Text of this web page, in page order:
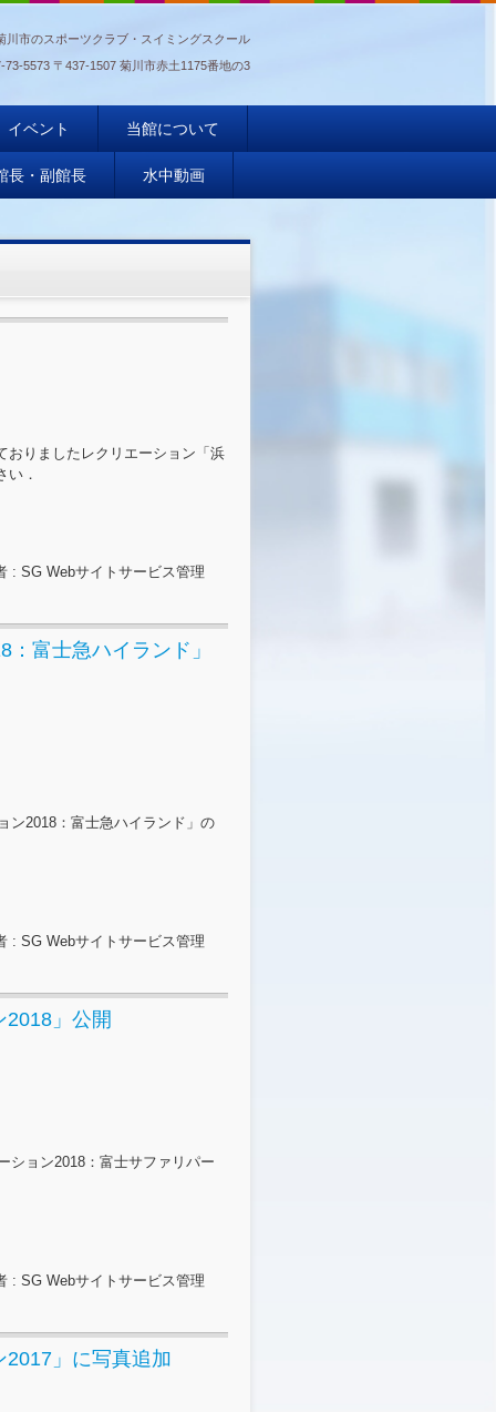
川市のスポーツクラブ・スイミングスクール
73-5573 〒437-1507 菊川市赤土1175番地の3
イベント 当館について
長・副館長 水中動画
おりましたレクリエーション「浜
い．
: SG Webサイトサービス管理
富士急ハイランド」
ン2018：富士急ハイランド」の
: SG Webサイトサービス管理
2018」公開
ション2018：富士サファリパー
: SG Webサイトサービス管理
」に写真追加